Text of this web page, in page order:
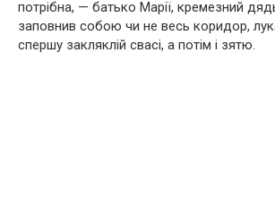
потрібна, — батько Марії, кремезний
заповнив собою чи не весь коридор,
спершу закляклій свасі, а потім і зятю.